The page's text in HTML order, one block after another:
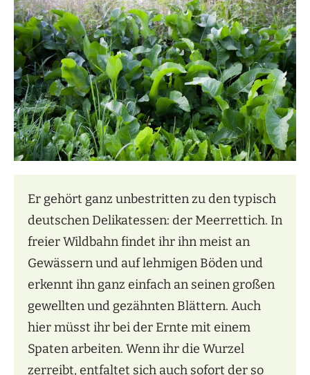
Er gehört ganz unbestritten zu den typisch
deutschen Delikatessen: der Meerrettich. In
freier Wildbahn findet ihr ihn meist an
Gewässern und auf lehmigen Böden und
erkennt ihn ganz einfach an seinen großen
gewellten und gezähnten Blättern. Auch
hier müsst ihr bei der Ernte mit einem
Spaten arbeiten. Wenn ihr die Wurzel
zerreibt, entfaltet sich auch sofort der so